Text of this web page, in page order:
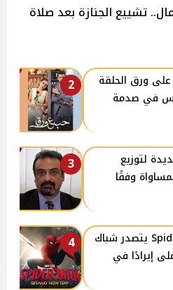
تشييع الجنازة بعد صلاة
2
ورق الحلقة
3
لتوزيع
وفقًا
4
Spider-Man: Brand New Day يتصدر شباك
إيرادًا في